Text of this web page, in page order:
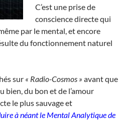
C’est une prise de
conscience directe qui
par le mental, et encore
du fonctionnement naturel
sur « Radio-Cosmos » avant que
bien, du bon et de l’amour
le plus sauvage et
à néant le Mental Analytique de